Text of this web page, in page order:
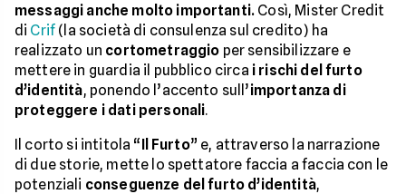
messaggi anche molto importanti. Così, Mister Credit
di Crif (la società di consulenza sul credito) ha
realizzato un cortometraggio per sensibilizzare e
mettere in guardia il pubblico circa i rischi del furto
d’identità, ponendo l’accento sull’importanza di
proteggere i dati personali.
Il corto si intitola “Il Furto” e, attraverso la narrazione
di due storie, mette lo spettatore faccia a faccia con le
potenziali conseguenze del furto d’identità,